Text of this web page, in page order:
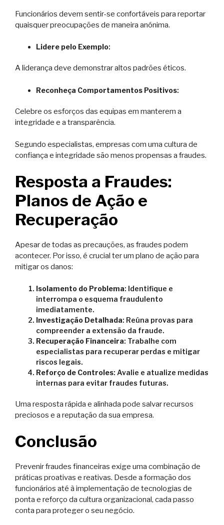
Funcionários devem sentir-se confortáveis para reportar
quaisquer preocupações de maneira anónima.
Lidere pelo Exemplo:
A liderança deve demonstrar altos padrões éticos.
Reconheça Comportamentos Positivos:
Celebre os esforços das equipas em manterem a
integridade e a transparência.
Segundo especialistas, empresas com uma cultura de
confiança e integridade são menos propensas a fraudes.
Resposta a Fraudes:
Planos de Ação e
Recuperação
Apesar de todas as precauções, as fraudes podem
acontecer. Por isso, é crucial ter um plano de ação para
mitigar os danos:
Isolamento do Problema: Identifique e
interrompa o esquema fraudulento
imediatamente.
Investigação Detalhada: Reúna provas para
compreender a extensão da fraude.
Recuperação Financeira: Trabalhe com
especialistas para recuperar perdas e mitigar
riscos legais.
Reforço de Controles: Avalie e atualize medidas
internas para evitar fraudes futuras.
Uma resposta rápida e alinhada pode salvar recursos
preciosos e a reputação da sua empresa.
Conclusão
Prevenir fraudes financeiras exige uma combinação de
práticas proativas e reativas. Desde a formação dos
funcionários até à implementação de tecnologias de
ponta e reforço da cultura organizacional, cada passo
conta para proteger o seu negócio.